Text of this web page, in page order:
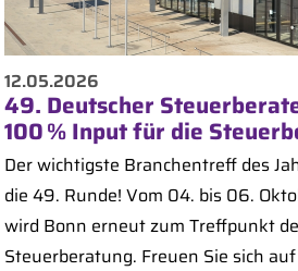
12.05.2026
49. Deutscher
100 % Input für die
Der wichtigste Branchentreff des
die 49. Runde! Vom 04. bis 06.
wird Bonn erneut zum Treffpunkt
Steuerberatung. Freuen Sie sich